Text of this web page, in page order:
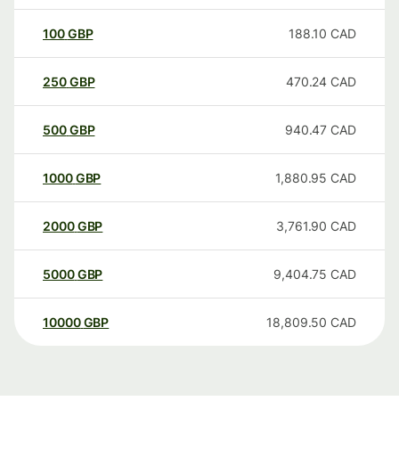
100GBP 188.10 CAD
250GBP 470.24 CAD
500GBP 940.47 CAD
1000GBP 1,880.95 CAD
2000GBP 3,761.90 CAD
5000GBP 9,404.75 CAD
10000 GBP 18,809.50 CAD